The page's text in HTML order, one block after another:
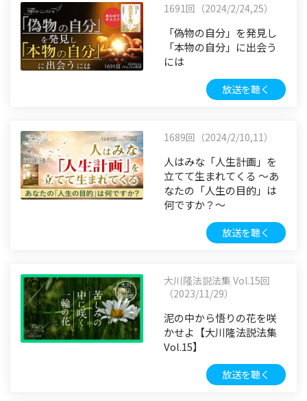
1691回（2024/2/24,25）
「偽物の自分」を発見し
「本物の自分」に出会う
には
放送を聴く
1689回（2024/2/10,11）
人はみな「人生計画」を
立てて生まれてくる ～あ
なたの「人生の目的」は
何ですか？～
放送を聴く
大川隆法説法集 Vol.15回
（2023/11/29）
泥の中から悟りの花を咲
かせよ【大川隆法説法集
Vol.15】
放送を聴く